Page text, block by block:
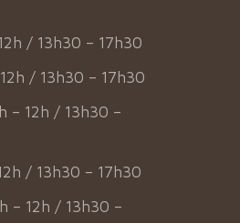
/ 13h30 – 17h30
/ 13h30 – 17h30
– 12h / 13h30 –
/ 13h30 – 17h30
– 12h / 13h30 –